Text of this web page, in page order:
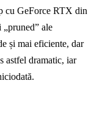
cu GeForce RTX din
„pruned” ale
și mai eficiente, dar
astfel dramatic, iar